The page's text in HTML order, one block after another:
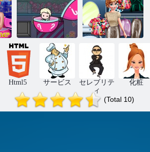
ガーデンプリ
ンセス
愛の騎士
プリンセスク
ローマシン
プリンセスの
変身時間
Html5 サービス
セレブリテ
ィ
化粧
(Total 10)